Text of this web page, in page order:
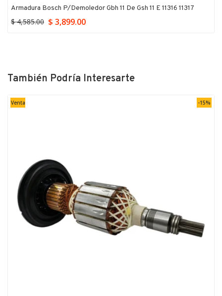
Armadura Bosch P/demoledor Gbh 11 De Gsh 11 E 11316 11317
$ 4,585.00 $ 3,899.00
También Podría Interesarte
Venta -15%